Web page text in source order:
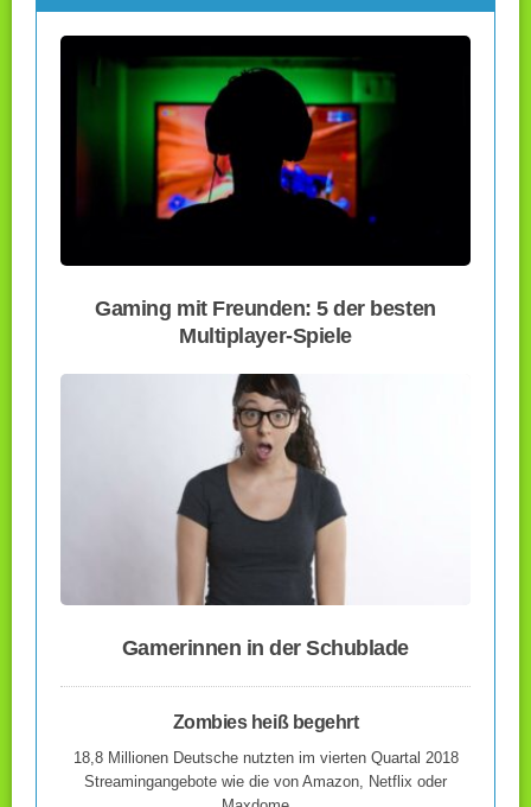
Gaming mit Freunden: 5 der besten
Multiplayer-Spiele
Gamerinnen in der Schublade
Zombies heiß begehrt
18,8 Millionen Deutsche nutzten im vierten Quartal 2018
Streamingangebote wie die von Amazon, Netflix oder